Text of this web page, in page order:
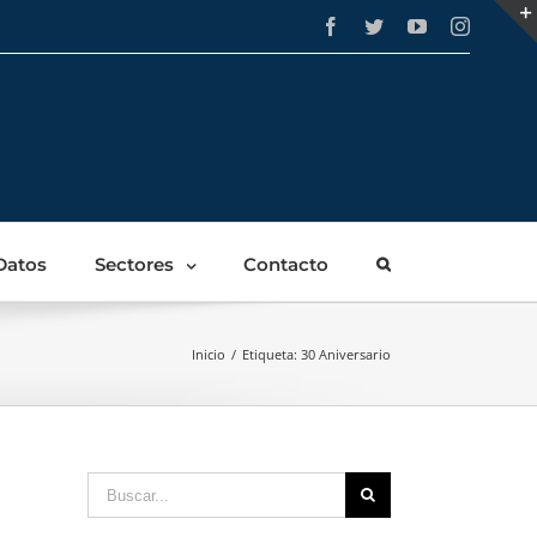
Facebook
TwitterYouTube
Sectores Contacto
Inicio / Etiqueta: 30 Aniversario